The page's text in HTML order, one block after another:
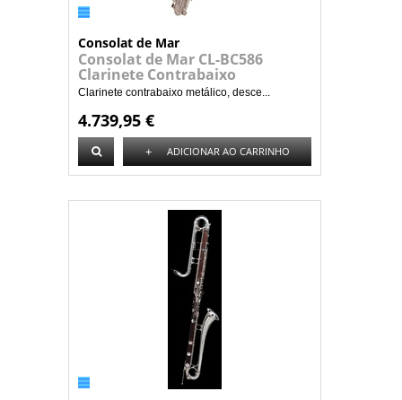
Consolat de Mar
Consolat de Mar CL-BC586
Clarinete Contrabaixo
Clarinete contrabaixo metálico, desce...
4.739,95 €
+ ADICIONAR AO CARRINHO